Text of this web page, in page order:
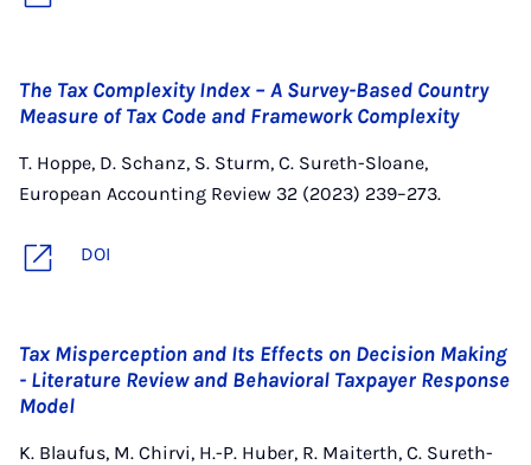
The Tax Complexity Index – A Survey-Based Country
Measure of Tax Code and Framework Complexity
T. Hoppe, D. Schanz, S. Sturm, C. Sureth-Sloane,
European Accounting Review 32 (2023) 239–273.
DOI
Tax Misperception and Its Effects on Decision Making
- Literature Review and Behavioral Taxpayer Response
Model
K. Blaufus, M. Chirvi, H.-P. Huber, R. Maiterth, C. Sureth-